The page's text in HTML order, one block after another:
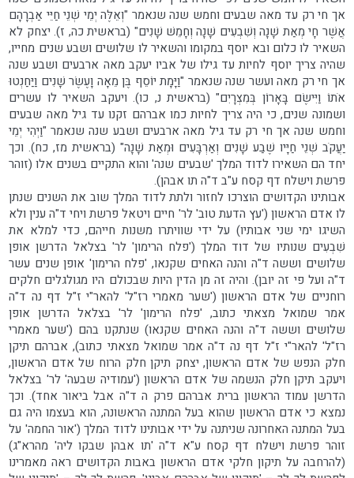
אך חי רק עד מאה שבעים וחמש שנה שנאמר "וְאֵלֶּה יְמֵי שְׁנֵי חַיֵּי אַבְרָהָם
אֲשֶׁר חָי מְאַת שָׁנָה וְשִׁבְעִים שָׁנָה וְחָמֵשׁ שָׁנִים" (בראשית כה, ז). יצחק לא
השאיר לו כלום ובא יוסף במקומו והשאיר לו שלושים ושבע שנים מחייו,
שהיה צריך יוסף לחיות עד גילו של אביו יעקב מאה ארבעים ושבע שנה
אך חי רק מאה ועשר שנה שנאמר "וַיָּמָת יוֹסֵף בֶּן מֵאָה וָעֶשֶׂר שָׁנִים וַיַּחַנְטוּ
אֹתוֹ וַיִּישֶׂם בָּאָרוֹן בְּמִצְרָיִם" (בראשית נ, כו). ויעקב השאיר לו עשרים
ושמונה שנים, כי היה צריך לחיות כמו אברהם זקנו עד גיל מאה שבעים
וחמש שנה אך חי רק עד גיל מאה ארבעים ושבע שנה שנאמר "וַיְהִי יְמֵי
יַעֲקֹב שְׁנֵי חַיָּיו שֶׁבַע שָׁנִים וְאַרְבָּעִים וּמְאַת שָׁנָה" (בראשית מז, כח). וכך
יחד הם השאירו לדוד המלך 'שבעים שנה' והוא התקיים בשנים אלו (זוהר
פרשת וישלח דף קסח ע"ב ד"ה תו אבהן).
אבותינו הקדושים הוצרכו לחזור ולתת לדוד המלך שוב את השנים שנתן
לו אדם הראשון ('עץ הדעת טוב' לר' חיים ויטאל פרשת ויחי ד"ה ענין ולא
השיגו ימי שני אבותיו) על ידי שוויתרו משנות חייהם, כדי למלא את
שִׁבְעִים שנותיו של דוד המלך ('פלח הרימון' לר' בצלאל הדרשן אופן
שלושים וששה ד"ה והנה האחים שקנאו, 'פלח הרימון' אופן שנים עשר
ד"ה ועל פי זה יובן). והיה זה מן הדין היות שבכולם היו מגולגלים חלקים
רוחניים של אדם הראשון ('שער מאמרי רז"ל' להאר"י ז"ל דף נה ד"ה
אמר שמואל מצאתי כתוב, 'פלח הרימון' לר' בצלאל הדרשן אופן
שלושים וששה ד"ה והנה האחים שקנאו) שנתקנו בהם ('שער מאמרי
רז"ל' להאר"י ז"ל דף נה ד"ה אמר שמואל מצאתי כתוב), אברהם תיקן
חלק הנפש של אדם הראשון, יצחק תיקן חלק הרוח של אדם הראשון,
ויעקב תיקן חלק הנשמה של אדם הראשון ('עמודיה שבעה' לר' בצלאל
הדרשן עמוד הראשון ברית אברהם פרק ה ד"ה אבל ביאור אחד). וכך
נמצא כי אדם הראשון שהוא בעל המתנה הראשונה, הוא בעצמו היה גם
בעל המתנה האחרונה שניתנה על ידי אבותינו לדוד המלך ('אור החמה' על
זוהר פרשת וישלח דף קסח ע"א ד"ה 'תו אבהן שבקו ליה' מהרא"ג)
(להרחבה על תיקון חלקי אדם הראשון באבות הקדושים ראה מאמרינו